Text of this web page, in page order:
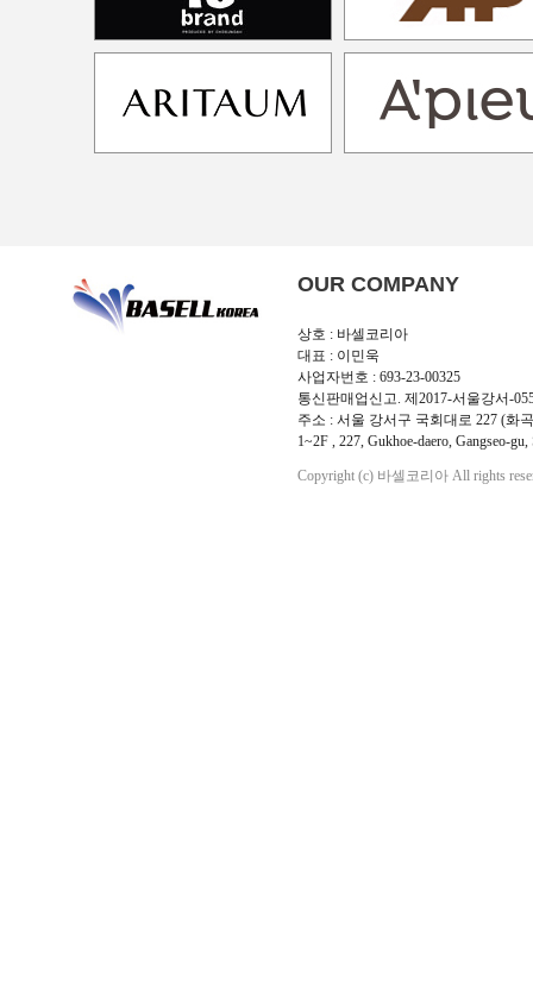
OUR COMPANY
상호 : 바셀코리아
대표 : 이민욱
사업자번호 : 693-23-00325
통신판매업신고. 제2017-서울강서-
주소 : 서울 강서구 국회대로 227 (화
1~2F , 227, Gukhoe-daero, Gangseo-
Copyright (c) 바셀코리아 All rights